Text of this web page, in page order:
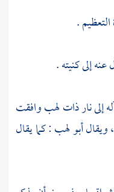
.
إلى كنيته .
إلى نار ذات لهب وافقت
ويقالأبو لهب: كما يقال